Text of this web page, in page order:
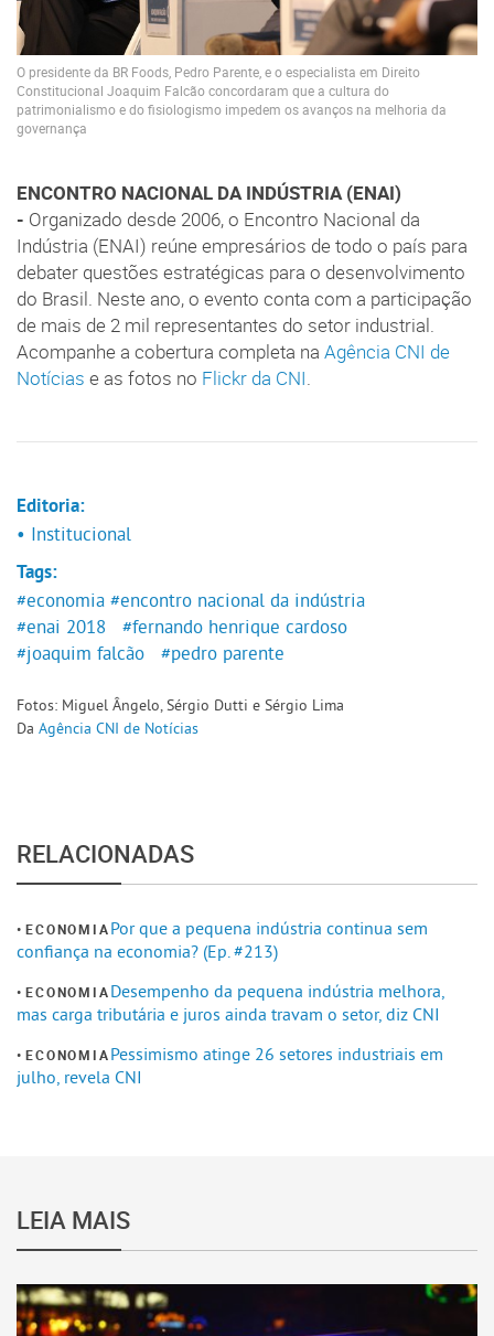
O presidente da BR Foods, Pedro Parente, e o especialista em Direito
Constitucional Joaquim Falcão concordaram que a cultura do
patrimonialismo e do fisiologismo impedem os avanços na melhoria da
governança
ENCONTRO NACIONAL DA INDÚSTRIA (ENAI)
- Organizado desde 2006, o Encontro Nacional da
Indústria (ENAI) reúne empresários de todo o país para
debater questões estratégicas para o desenvolvimento
do Brasil. Neste ano, o evento conta com a participação
de mais de 2 mil representantes do setor industrial.
Acompanhe a cobertura completa na Agência CNI de
Notícias e as fotos no Flickr da CNI.
Editoria:
• Institucional
Tags:
#economia #encontro nacional da indústria
#enai 2018
#fernando henrique cardoso
#joaquim falcão
#pedro parente
Fotos: Miguel Ângelo, Sérgio Dutti e Sérgio Lima
Da Agência CNI de Notícias
RELACIONADAS
ECONOMIAPor que a pequena indústria continua sem
confiança na economia? (Ep. #213)
ECONOMIADesempenho da pequena indústria melhora,
mas carga tributária e juros ainda travam o setor, diz CNI
ECONOMIAPessimismo atinge 26 setores industriais em
julho, revela CNI
LEIA MAIS